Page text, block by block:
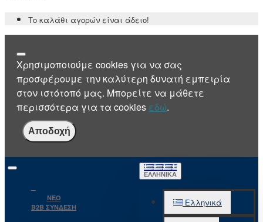
Το καλάθι αγορών είναι άδειο!
Χρησιμοποιούμε cookies για να σας
προσφέρουμε την καλύτερη δυνατή εμπειρία
στον ιστότοπό μας. Μπορείτε να μάθετε
περισσότερα για τα cookies εδώ.
Αποδοχή
NEO
B2B ΣΥΝΔΕΣΗ
ΕΛΛΗΝΙΚΆ
Ελληνικά